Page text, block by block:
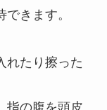
きます。
れたり擦った